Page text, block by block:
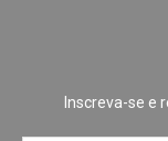
Inscreva-se e